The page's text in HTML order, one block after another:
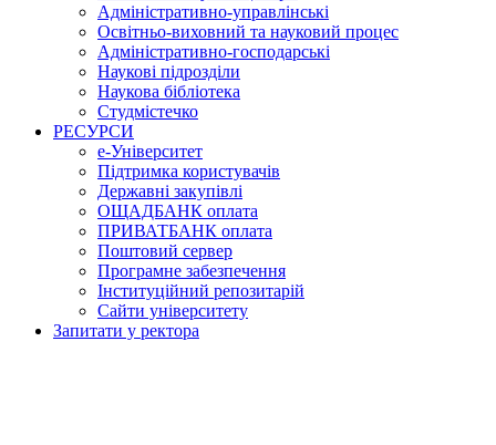
Адміністративно-управлінські
Освітньо-виховний та науковий процес
Адміністративно-господарські
Наукові підрозділи
Наукова бібліотека
Студмістечко
РЕСУРСИ
е-Університет
Підтримка користувачів
Державні закупівлі
ОЩАДБАНК оплата
ПРИВАТБАНК оплата
Поштовий сервер
Програмне забезпечення
Інституційний репозитарій
Сайти університету
Запитати у ректора